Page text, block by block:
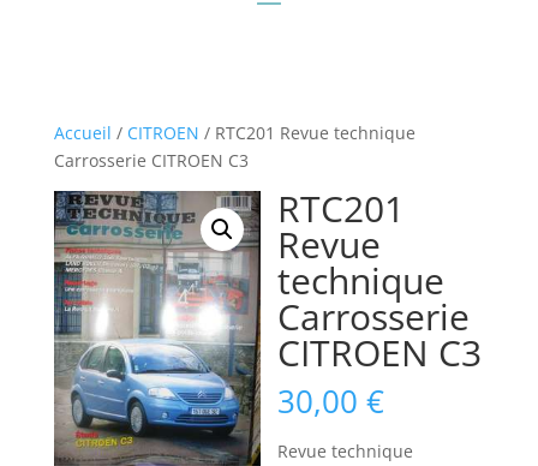
Accueil / CITROEN / RTC201 Revue technique
Carrosserie CITROEN C3
RTC201
Revue
technique
Carrosserie
CITROEN C3
30,00€
Revue technique